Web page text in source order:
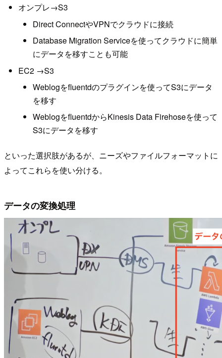
オンプレ→S3
Direct ConnectやVPNでクラウドに接続
Database Migration Serviceを使ってクラウドに簡単
にデータを移すことも可能
EC2 →S3
Weblogをfluentdのプラグインを使ってS3にデータ
を移す
WeblogをfluentdからKinesis Data Firehoseを使って
S3にデータを移す
といった選択肢があるが、ニーズやファイルフォーマットに
よってこれらを使い分ける。
データの変換処理